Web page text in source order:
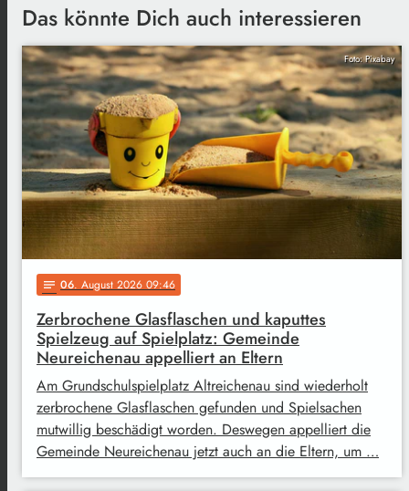
Das könnte Dich auch interessieren
Foto: Pixabay
notes 06. August 2026 09:46
Zerbrochene Glasflaschen und kaputtes
Spielzeug auf Spielplatz: Gemeinde
Neureichenau appelliert an Eltern
Am Grundschulspielplatz Altreichenau sind wiederholt
zerbrochene Glasflaschen gefunden und Spielsachen
mutwillig beschädigt worden. Deswegen appelliert die
Gemeinde Neureichenau jetzt auch an die Eltern, um …